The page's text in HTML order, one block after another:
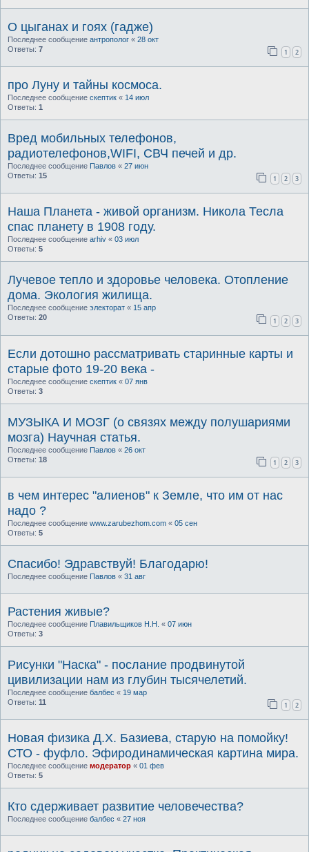
О цыганах и гоях (гадже)
Последнее сообщение антрополог « 28 окт
Ответы: 7 1 2
про Луну и тайны космоса.
Последнее сообщение скептик « 14 июл
Ответы: 1
Вред мобильных телефонов,
радиотелефонов,WIFI, СВЧ печей и др.
Последнее сообщение Павлов « 27 июн
Ответы: 15 1 2 3
Наша Планета - живой организм. Никола Тесла
спас планету в 1908 году.
Последнее сообщение arhiv « 03 июл
Ответы: 5
Лучевое тепло и здоровье человека. Отопление
дома. Экология жилища.
Последнее сообщение электорат « 15 апр
Ответы: 20 1 2 3
Если дотошно рассматривать старинные карты и
старые фото 19-20 века -
Последнее сообщение скептик « 07 янв
Ответы: 3
МУЗЫКА И МОЗГ (о связях между полушариями
мозга) Научная статья.
Последнее сообщение Павлов « 26 окт
Ответы: 18 1 2 3
в чем интерес "алиенов" к Земле, что им от нас
надо ?
Последнее сообщение www.zarubezhom.com « 05 сен
Ответы: 5
Спасибо! Эдравствуй! Благодарю!
Последнее сообщение Павлов « 31 авг
Растения живые?
Последнее сообщение Плавильщиков Н.Н. « 07 июн
Ответы: 3
Рисунки "Наска" - послание продвинутой
цивилизации нам из глубин тысячелетий.
Последнее сообщение балбес « 19 мар
Ответы: 11 1 2
Новая физика Д.Х. Базиева, старую на помойку!
СТО - фуфло. Эфиродинамическая картина мира.
Последнее сообщение модератор « 01 фев
Ответы: 5
Кто сдерживает развитие человечества?
Последнее сообщение балбес « 27 ноя